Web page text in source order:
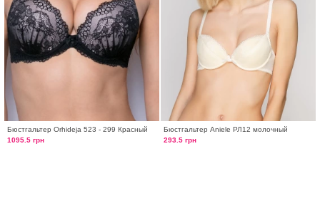
Бюстгальтер Orhideja 523 - 299 Красный
1095.5 грн
Бюстгальтер Aniele РЛ12 молочный
293.5 грн